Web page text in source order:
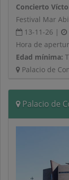
Concierto
Festival Mar
13-11-26 |
Hora de
Edad mínima:
Palacio de
Palacio de